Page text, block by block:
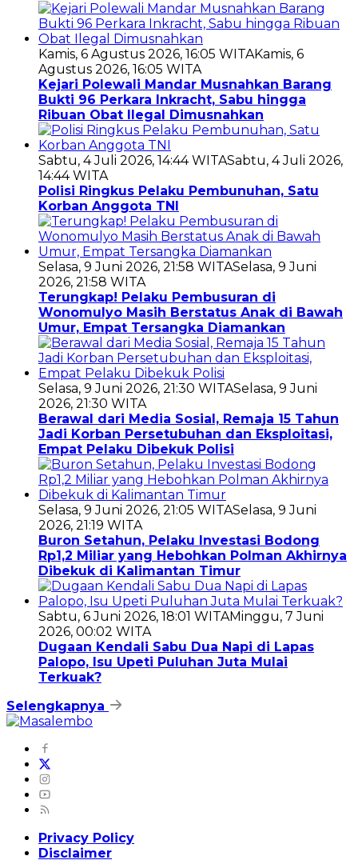
Kamis, 6 Agustus 2026, 16:05 WITAKamis, 6
Agustus 2026, 16:05 WITA
Kejari Polewali Mandar Musnahkan Barang
Bukti 96 Perkara Inkracht, Sabu hingga
Ribuan Obat Ilegal Dimusnahkan
Sabtu, 4 Juli 2026, 14:44 WITASabtu, 4 Juli 2026,
14:44 WITA
Polisi Ringkus Pelaku Pembunuhan, Satu
Korban Anggota TNI
Selasa, 9 Juni 2026, 21:58 WITASelasa, 9 Juni
2026, 21:58 WITA
Terungkap! Pelaku Pembusuran di
Wonomulyo Masih Berstatus Anak di Bawah
Umur, Empat Tersangka Diamankan
Selasa, 9 Juni 2026, 21:30 WITASelasa, 9 Juni
2026, 21:30 WITA
Berawal dari Media Sosial, Remaja 15 Tahun
Jadi Korban Persetubuhan dan Eksploitasi,
Empat Pelaku Dibekuk Polisi
Selasa, 9 Juni 2026, 21:05 WITASelasa, 9 Juni
2026, 21:19 WITA
Buron Setahun, Pelaku Investasi Bodong
Rp1,2 Miliar yang Hebohkan Polman Akhirnya
Dibekuk di Kalimantan Timur
Sabtu, 6 Juni 2026, 18:01 WITAMinggu, 7 Juni
2026, 00:02 WITA
Dugaan Kendali Sabu Dua Napi di Lapas
Palopo, Isu Upeti Puluhan Juta Mulai
Terkuak?
Selengkapnya
Privacy Policy
Disclaimer